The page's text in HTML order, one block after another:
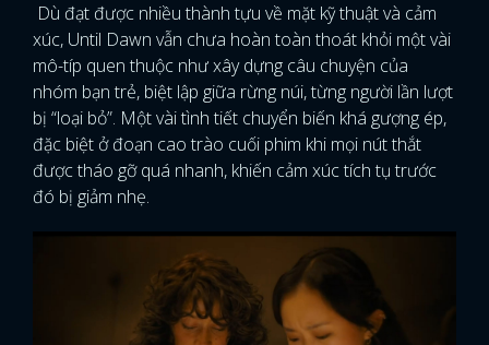
Dù đạt được nhiều thành tựu về mặt kỹ thuật và cảm
xúc, Until Dawn vẫn chưa hoàn toàn thoát khỏi một vài
mô-típ quen thuộc như xây dựng câu chuyện của
nhóm bạn trẻ, biệt lập giữa rừng núi, từng người lần lượt
bị “loại bỏ”. Một vài tình tiết chuyển biến khá gượng ép,
đặc biệt ở đoạn cao trào cuối phim khi mọi nút thắt
được tháo gỡ quá nhanh, khiến cảm xúc tích tụ trước
đó bị giảm nhẹ.